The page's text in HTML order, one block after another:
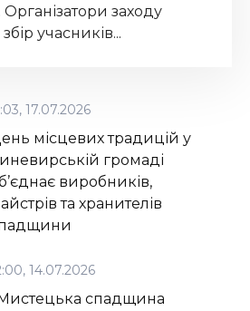
заходу
учасників...
17.07.2026
місцевих традицій у
громаді
виробників,
та хранителів
14.07.2026
спадщина